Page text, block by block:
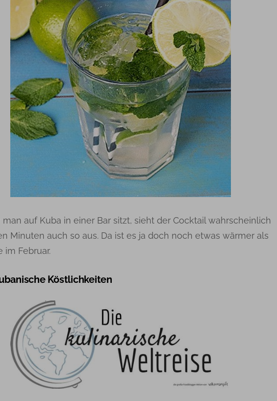
man auf Kuba in einer Bar sitzt, sieht der Cocktail wahrscheinlich
Minuten auch so aus. Da ist es ja doch noch etwas wärmer als
im Februar.
Köstlichkeiten